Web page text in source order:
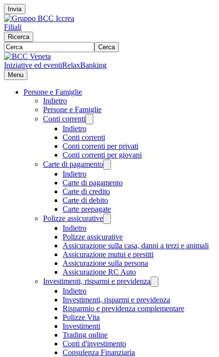
Invia
Filiali
Ricerca
Cerca
Iniziative ed eventiRelaxBanking
Menu
Persone e Famiglie
Indietro
Persone e Famiglie
Conti correnti
Indietro
Conti correnti
Conti correnti per privati
Conti correnti per giovani
Carte di pagamento
Indietro
Carte di pagamento
Carte di credito
Carte di debito
Carte prepagate
Polizze assicurative
Indietro
Polizze assicurative
Assicurazione sulla casa, danni a terzi e animali
Assicurazione mutui e prestiti
Assicurazione sulla persona
Assicurazione RC Auto
Investimenti, risparmi e previdenza
Indietro
Investimenti, risparmi e previdenza
Risparmio e previdenza complementare
Polizze Vita
Investimenti
Trading online
Conti d'investimento
Consulenza Finanziaria